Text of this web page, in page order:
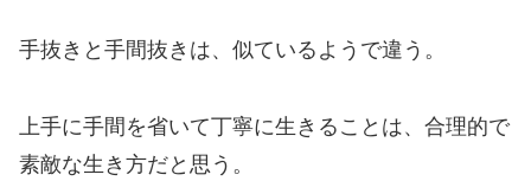
手抜きと手間抜きは、似ているようで違う。
上手に手間を省いて丁寧に生きることは、合理的で
素敵な生き方だと思う。